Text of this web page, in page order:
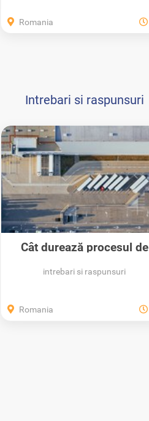
Romania
Intrebari si raspunsuri
Cât durează procesul de
intrebari si raspunsuri
Romania